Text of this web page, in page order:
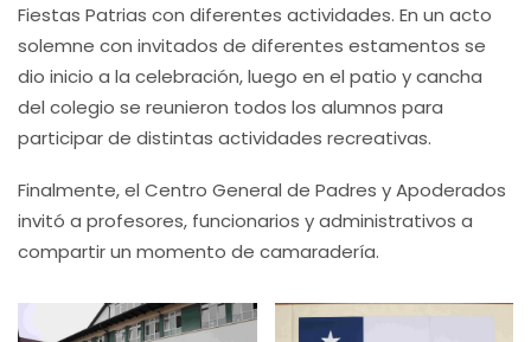
Fiestas Patrias con diferentes actividades. En un acto
solemne con invitados de diferentes estamentos se
dio inicio a la celebración, luego en el patio y cancha
del colegio se reunieron todos los alumnos para
participar de distintas actividades recreativas.
Finalmente, el Centro General de Padres y Apoderados
invitó a profesores, funcionarios y administrativos a
compartir un momento de camaradería.